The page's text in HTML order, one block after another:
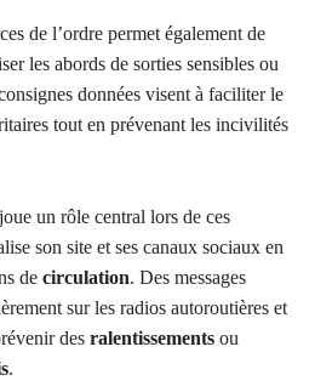
de l’ordre permet également de
les abords de sorties sensibles ou
données visent à faciliter le
tout en prévenant les incivilités
un rôle central lors de ces
son site et ses canaux sociaux en
de circulation. Des messages
sur les radios autoroutières et
des ralentissements ou
.